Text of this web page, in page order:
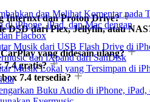
dan Melihat Komentar pada
di iPhone, iPad, dan Mac dengan
Flacbox
Musik dari USB Flash Drive di
dan iXpand dari SanDisk
Musik Lokal yang Tersimpan di
Buku Audio di iPhone, iPad,
Internxt dan Proton Drive?
DSD dari Plex, Jellyfin, atau
yang didesain ulang?
7.4 gratis?
7.4 tersedia?